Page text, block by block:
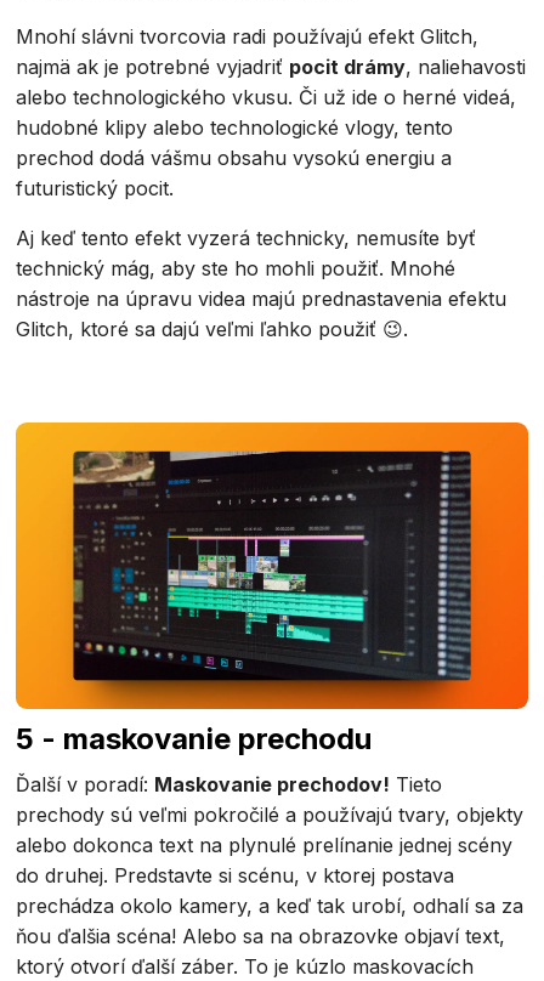
Mnohí slávni tvorcovia radi používajú efekt Glitch,
najmä ak je potrebné vyjadriť pocit drámy, naliehavosti
alebo technologického vkusu. Či už ide o herné videá,
hudobné klipy alebo technologické vlogy, tento
prechod dodá vášmu obsahu vysokú energiu a
futuristický pocit.
Aj keď tento efekt vyzerá technicky, nemusíte byť
technický mág, aby ste ho mohli použiť. Mnohé
nástroje na úpravu videa majú prednastavenia efektu
Glitch, ktoré sa dajú veľmi ľahko použiť 😉.
5 - maskovanie prechodu
Ďalší v poradí: Maskovanie prechodov! Tieto
prechody sú veľmi pokročilé a používajú tvary, objekty
alebo dokonca text na plynulé prelínanie jednej scény
do druhej. Predstavte si scénu, v ktorej postava
prechádza okolo kamery, a keď tak urobí, odhalí sa za
ňou ďalšia scéna! Alebo sa na obrazovke objaví text,
ktorý otvorí ďalší záber. To je kúzlo maskovacích